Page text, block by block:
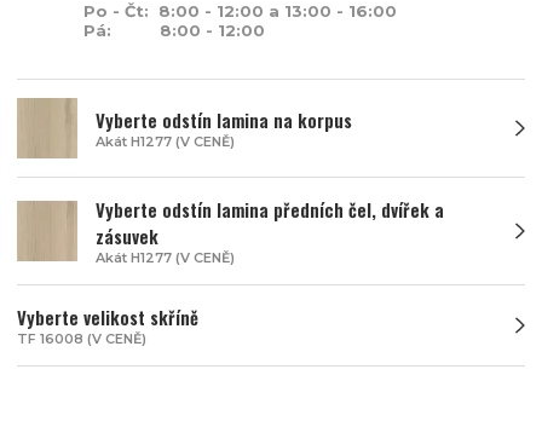
Po - Čt: 8:00 - 12:00 a 13:00 - 16:00
Pá: 8:00 - 12:00
Vyberte odstín lamina na korpus
Akát H1277 (V CENĚ)
Vyberte odstín lamina předních čel, dvířek a
zásuvek
Akát H1277 (V CENĚ)
Vyberte velikost skříně
TF 16008 (V CENĚ)